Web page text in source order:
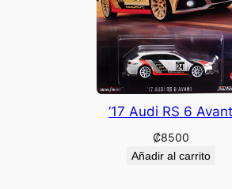
’17 Audi RS 6 Avant
₡8500
Añadir al carrito